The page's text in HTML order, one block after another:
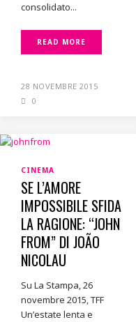
consolidato...
READ MORE
28 NOVEMBRE 2015
0
CINEMA
SE L’AMORE
IMPOSSIBILE SFIDA
LA RAGIONE: “JOHN
FROM” DI JOÃO
NICOLAU
Su La Stampa, 26
novembre 2015, TFF
Un’estate lenta e